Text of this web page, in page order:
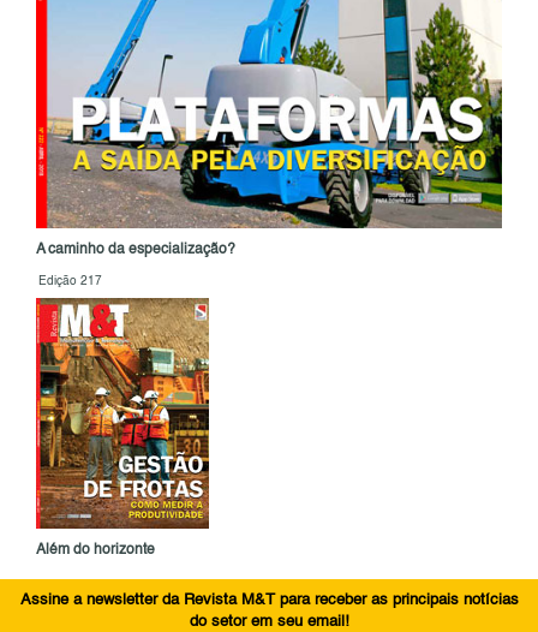
A caminho da especialização?
Edição 217
Além do horizonte
Assine a newsletter da Revista M&T para receber as principais notícias
do setor em seu email!